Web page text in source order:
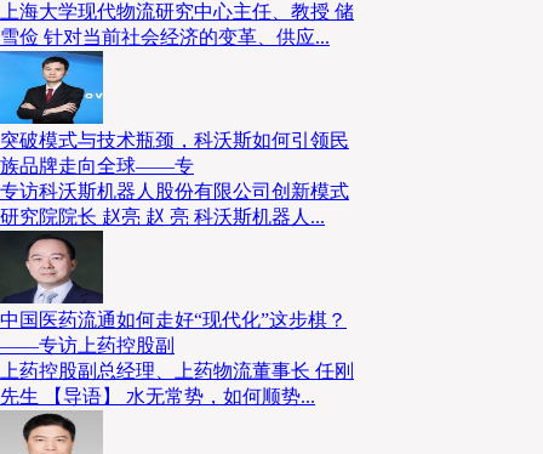
了解更多物流行业资讯
上海大学现代物流研究中心主任、教授 储
雪俭 针对当前社会经济的变革、供应...
突破模式与技术瓶颈，科沃斯如何引领民
族品牌走向全球——专
专访科沃斯机器人股份有限公司创新模式
研究院院长 赵亮 赵 亮 科沃斯机器人...
中国医药流通如何走好“现代化”这步棋？
——专访上药控股副
上药控股副总经理、上药物流董事长 任刚
先生 【导语】 水无常势，如何顺势...